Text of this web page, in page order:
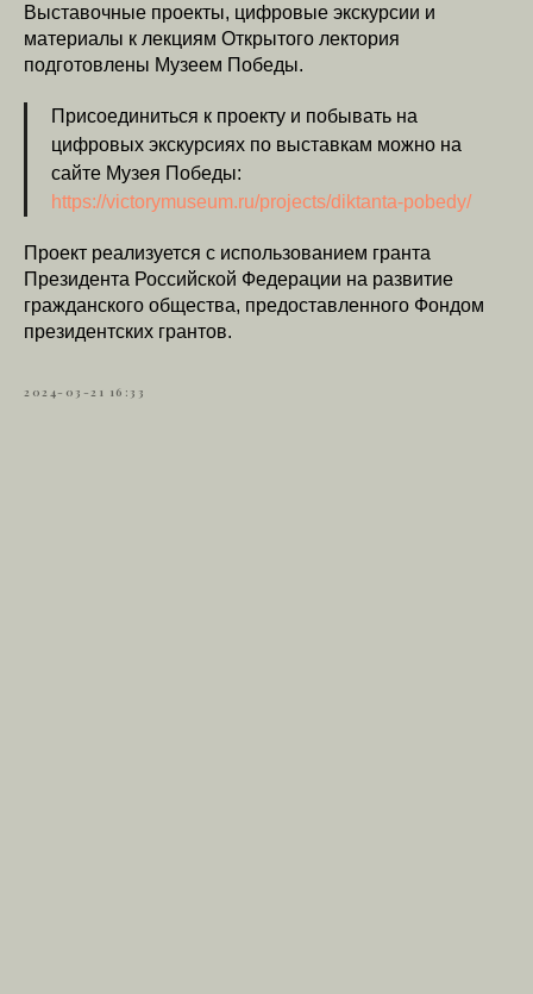
Выставочные проекты, цифровые экскурсии и
материалы к лекциям Открытого лектория
подготовлены Музеем Победы.
Присоединиться к проекту и побывать на
цифровых экскурсиях по выставкам можно на
сайте Музея Победы:
https://victorymuseum.ru/projects/diktanta-pobedy/
Проект реализуется с использованием гранта
Президента Российской Федерации на развитие
гражданского общества, предоставленного Фондом
президентских грантов.
2024-03-21 16:33